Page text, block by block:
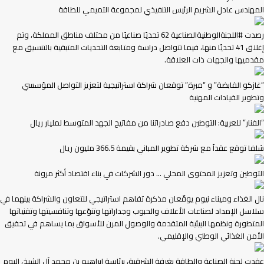
المهندس عادل الشريم الرئيس التنفيذي لمجموعة التميمي للطاقة
رصدت #اللجنةالوطنيةالصناعية 62 تحديًا صناعيًا من مختلف مناطق المملكة، وتم
إغلاق 41 تحديًا منها، فيما تتواصل دراسة ومتابعة التحديات المتبقية بالتنسيق مع
مقدميها والجهات ذات العلاقة.
“غازكو القابضة” و “مبرة” توقعان شراكة استراتيجية لتعزيز التواصل المؤسسي
وتطوير القيادات المهنية
“الفنار” للعربية: التوطين دفع صادراتنا من مفاتيح الجهد المتوسط لمليار ريال
شلفا توقع عقداً مع شركة تطوير المباني بقيمة 366.5 مليون ريال
التوطين وتعزيز المحتوى المحلي … دور الشركات في بناء اقتصاد أكثر مرونة
نال الغذاء وميناء نيوم يوقّعان مذكرة تفاهم استراتيجي للتعاون والشراكة بينهما في
سلاسل الإمداد لصناعات الأعلاف والحبوب وجداراتها وتنوّعها وتنافسيتها وتقنياتها
المتطورة ونظمها البيئية المتقدمة والوصول المرن للأسواق بما يساهم في تحقيق
الأمن الغذائي الوطني والإقليمي.
عقدت لجنة الصناعة والطاقة بغرفة الشرقية، برئاسة إبراهيم بن محمد آل الشيخ، اليوم